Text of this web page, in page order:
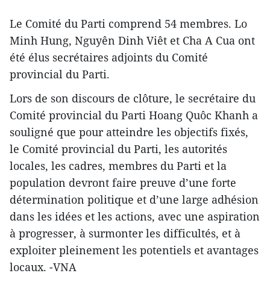
Le Comité du Parti comprend 54 membres. Lo
Minh Hung, Nguyên Dinh Viêt et Cha A Cua ont
été élus secrétaires adjoints du Comité
provincial du Parti.
Lors de son discours de clôture, le secrétaire du
Comité provincial du Parti Hoang Quôc Khanh a
souligné que pour atteindre les objectifs fixés,
le Comité provincial du Parti, les autorités
locales, les cadres, membres du Parti et la
population devront faire preuve d’une forte
détermination politique et d’une large adhésion
dans les idées et les actions, avec une aspiration
à progresser, à surmonter les difficultés, et à
exploiter pleinement les potentiels et avantages
locaux. -VNA